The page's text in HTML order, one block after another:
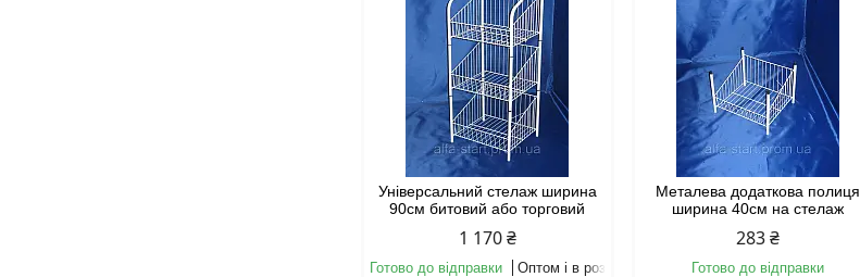
Універсальний стелаж ширина
90см битовий або торговий
1 170 ₴
Готово до відправки Оптом і в роздріб
Металева додаткова полиця
ширина 40см на стелаж
283 ₴
Готово до відправки